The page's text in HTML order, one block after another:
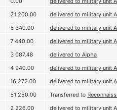
21 200.00
delivered to military unit
5 340.00
delivered to military unit
7 440.00
delivered to military unit
3 087.48
delivered to Alpha
4 940.00
delivered to military unit
16 272.00
delivered to military unit
51 250.00 Transferred to
2 226.00
delivered to military unit